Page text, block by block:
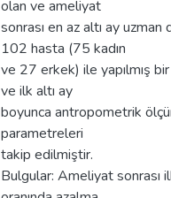
olan ve ameliyat
sonrası en az altı ay
102 hasta (75 kadın
ve 27 erkek) ile yapılmış
ve ilk altı ay
boyunca antropometrik
parametreleri
takip edilmiştir.
Bulgular: Ameliyat sonrası